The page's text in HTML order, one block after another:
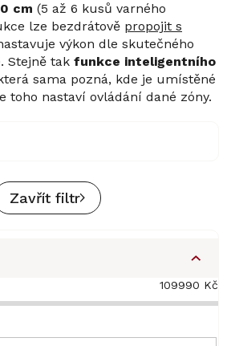
cm (5 až 6 kusů varného
lze bezdrátově propojit s
výkon dle skutečného
Stejně tak funkce inteligentního
sama pozná, kde je umístěné
toho nastaví ovládání dané zóny.
Zavřít filtr
109990 Kč